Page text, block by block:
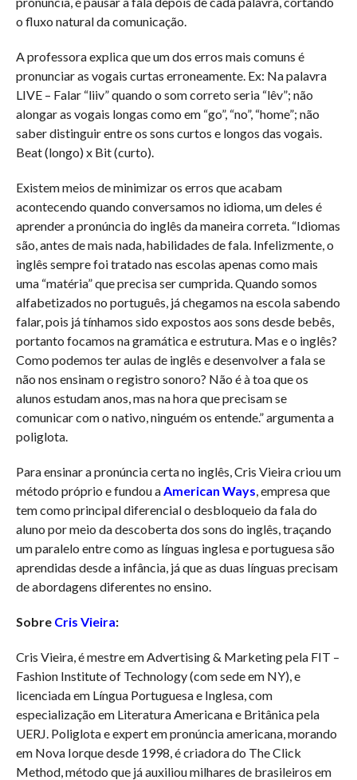
o fluxo natural da comunicação.
A professora explica que um dos erros mais comuns é
pronunciar as vogais curtas erroneamente. Ex: Na palavra
LIVE – Falar “liiv” quando o som correto seria “lêv”; não
alongar as vogais longas como em “go”, “no”, “home”; não
saber distinguir entre os sons curtos e longos das vogais.
Beat (longo) x Bit (curto).
Existem meios de minimizar os erros que acabam
acontecendo quando conversamos no idioma, um deles é
aprender a pronúncia do inglês da maneira correta. “Idiomas
são, antes de mais nada, habilidades de fala. Infelizmente, o
inglês sempre foi tratado nas escolas apenas como mais
uma “matéria” que precisa ser cumprida. Quando somos
alfabetizados no português, já chegamos na escola sabendo
falar, pois já tínhamos sido expostos aos sons desde bebês,
portanto focamos na gramática e estrutura. Mas e o inglês?
Como podemos ter aulas de inglês e desenvolver a fala se
não nos ensinam o registro sonoro? Não é à toa que os
alunos estudam anos, mas na hora que precisam se
comunicar com o nativo, ninguém os entende.” argumenta a
poliglota.
Para ensinar a pronúncia certa no inglês, Cris Vieira criou um
método próprio e fundou aAmerican Ways, empresa que
tem como principal diferencial o desbloqueio da fala do
aluno por meio da descoberta dos sons do inglês, traçando
um paralelo entre como as línguas inglesa e portuguesa são
aprendidas desde a infância, já que as duas línguas precisam
de abordagens diferentes no ensino.
Sobre Cris Vieira:
Cris Vieira, é mestre em Advertising & Marketing pela FIT –
Fashion Institute of Technology (com sede em NY), e
licenciada em Língua Portuguesa e Inglesa, com
especialização em Literatura Americana e Britânica pela
UERJ. Poliglota e expert em pronúncia americana, morando
em Nova Iorque desde 1998, é criadora do The Click
Method, método que já auxiliou milhares de brasileiros em